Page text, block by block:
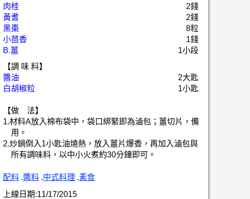
肉桂
2錢
黃耆
2錢
黑棗
8粒
小茴香
1錢
B.薑
1小段
【調 味 料】
醬油
2大匙
白胡椒粒
1小匙
【做 法】
1.材料A放入棉布袋中，袋口綁緊即為滷包；薑切片，備
用。
2.炒鍋倒入1小匙油燒熱，放入薑片爆香，再加入滷包與
所有調味料，以中小火煮約30分鐘即可。
配料 .醬料 .中式料理 .素食
上線日期:11/17/2015